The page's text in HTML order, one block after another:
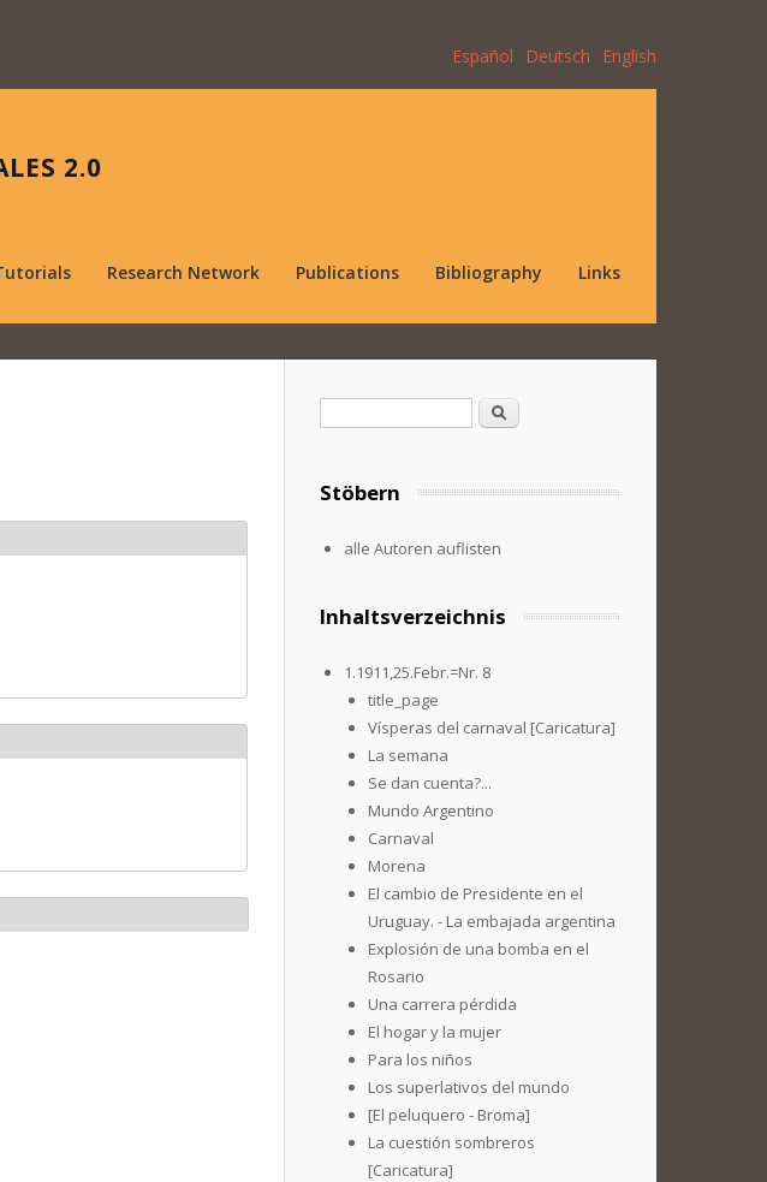
Español Deutsch English
2.0
Research Network Publications Bibliography Links
Search
Stöbern
alle Autoren auflisten
Inhaltsverzeichnis
1.1911,25.Febr.=Nr. 8
title_page
Vísperas del carnaval [Caricatura]
La semana
Se dan cuenta?...
Mundo Argentino
Carnaval
Morena
El cambio de Presidente en el
Uruguay. - La embajada argentina
Explosión de una bomba en el
Rosario
Una carrera pérdida
El hogar y la mujer
Para los niños
Los superlativos del mundo
[El peluquero - Broma]
La cuestión sombreros
[Caricatura]